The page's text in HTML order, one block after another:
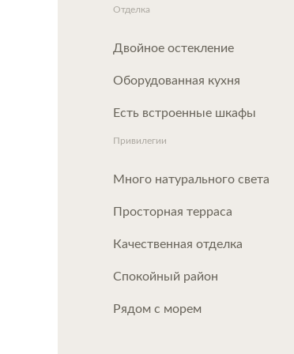
Отделка
Двойное остекление
Оборудованная кухня
Есть встроенные шкафы
Привилегии
Много натурального света
Просторная терраса
Качественная отделка
Спокойный район
Рядом с морем